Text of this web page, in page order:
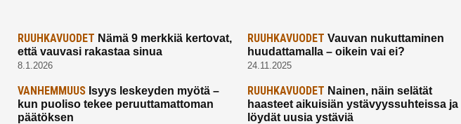
RUUHKAVUODET Nämä 9 merkkiä kertovat,
että vauvasi rakastaa sinua
8.1.2026
RUUHKAVUODET Vauvan nukuttaminen
huudattamalla – oikein vai ei?
24.11.2025
VANHEMMUUS Isyys leskeyden myötä –
kun puoliso tekee peruuttamattoman
päätöksen
RUUHKAVUODET Nainen, näin selätät
haasteet aikuisiän ystävyyssuhteissa ja
löydät uusia ystäviä